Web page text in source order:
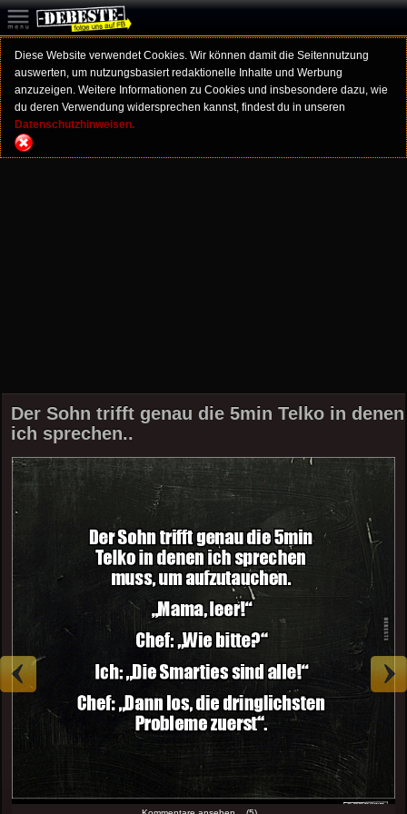
Diese Website verwendet Cookies. Wir können damit die Seitennutzung
auswerten, um nutzungsbasiert redaktionelle Inhalte und Werbung
anzuzeigen. Weitere Informationen zu Cookies und insbesondere dazu, wie
du deren Verwendung widersprechen kannst, findest du in unseren
Datenschutzhinweisen.
Der Sohn trifft genau die 5min Telko in denen
ich sprechen..